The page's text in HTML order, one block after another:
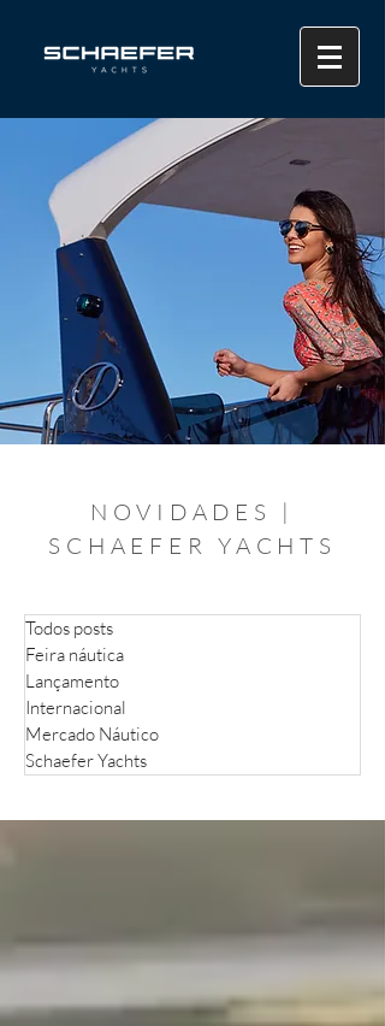
NOVIDADES |
SCHAEFER YACHTS
Todos posts
Feira náutica
Lançamento
Internacional
Mercado Náutico
Schaefer Yachts